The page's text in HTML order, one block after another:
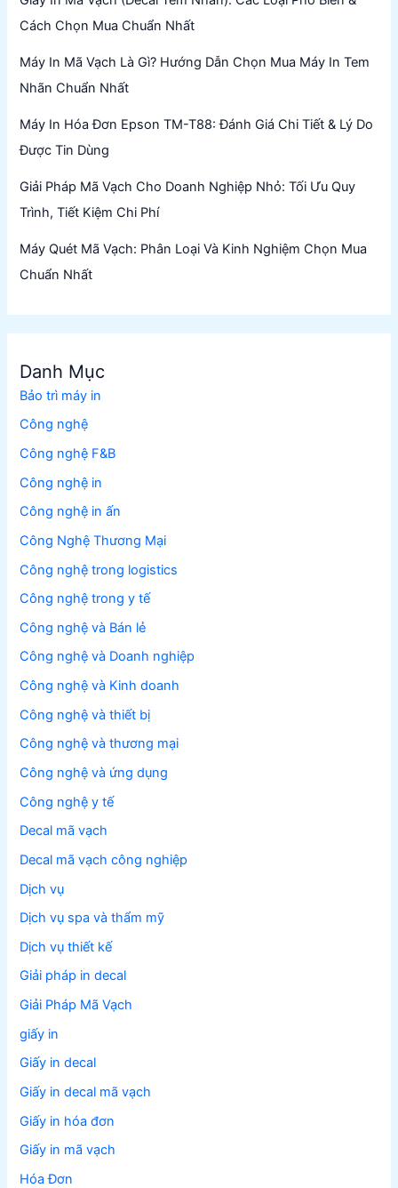
Cách Chọn Mua Chuẩn Nhất
Máy In Mã Vạch Là Gì? Hướng Dẫn Chọn Mua Máy In Tem
Nhãn Chuẩn Nhất
Máy In Hóa Đơn Epson TM-T88: Đánh Giá Chi Tiết & Lý Do
Được Tin Dùng
Giải Pháp Mã Vạch Cho Doanh Nghiệp Nhỏ: Tối Ưu Quy
Trình, Tiết Kiệm Chi Phí
Máy Quét Mã Vạch: Phân Loại Và Kinh Nghiệm Chọn Mua
Chuẩn Nhất
Danh Mục
Bảo trì máy in
Công nghệ
Công nghệ F&B
Công nghệ in
Công nghệ in ấn
Công Nghệ Thương Mại
Công nghệ trong logistics
Công nghệ trong y tế
Công nghệ và Bán lẻ
Công nghệ và Doanh nghiệp
Công nghệ và Kinh doanh
Công nghệ và thiết bị
Công nghệ và thương mại
Công nghệ và ứng dụng
Công nghệ y tế
Decal mã vạch
Decal mã vạch công nghiệp
Dịch vụ
Dịch vụ spa và thẩm mỹ
Dịch vụ thiết kế
Giải pháp in decal
Giải Pháp Mã Vạch
giấy in
Giấy in decal
Giấy in decal mã vạch
Giấy in hóa đơn
Giấy in mã vạch
Hóa Đơn